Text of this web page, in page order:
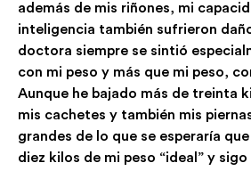
además de mis riñones, mi
inteligencia también sufrieron
doctora siempre se sintió
con mi peso y más que mi peso,
Aunque he bajado más de treinta
mis cachetes y también mis
grandes de lo que se esperaría
diez kilos de mi peso “ideal” y